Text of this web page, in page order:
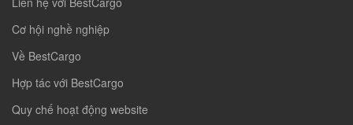
Cơ hội nghề nghiệp
Về BestCargo
Hợp tác với BestCargo
Quy chế hoạt động website